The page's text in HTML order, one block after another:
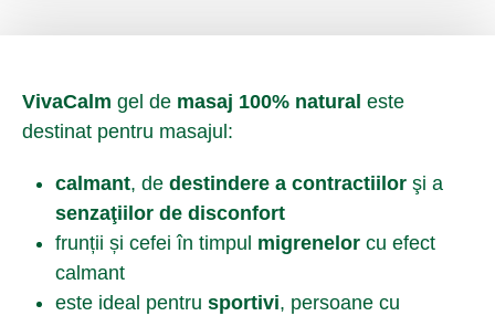
VivaCalm gel de masaj 100% natural este
destinat pentru masajul:
calmant, de destindere a contractiilor şi a
senzaţiilor de disconfort
frunții și cefei în timpul migrenelor cu efect
calmant
este ideal pentru sportivi, persoane cu